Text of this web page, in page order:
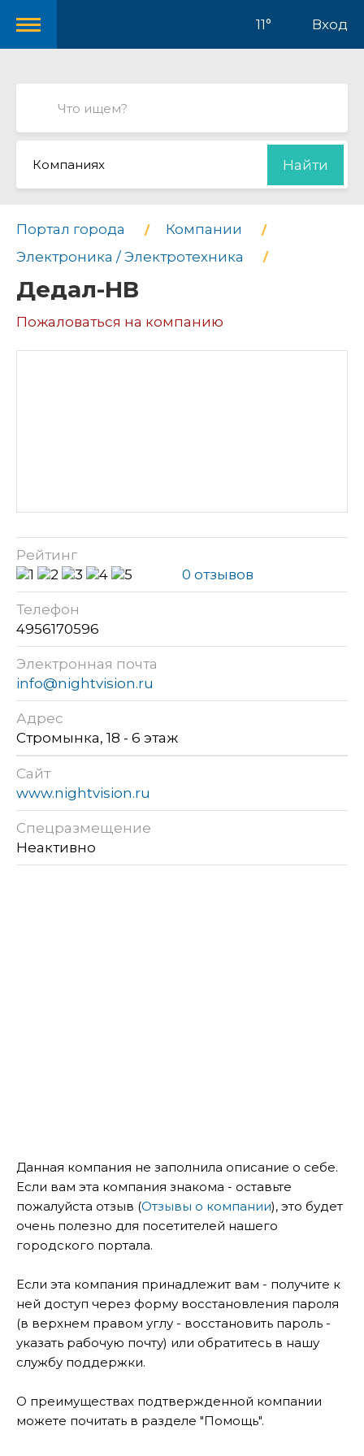
11° Вход
Компаниях Найти
Портал города
Компании
Электроника / Электротехника
Дедал-НВ
Пожаловаться на компанию
Рейтинг
0 отзывов
Телефон
4956170596
Электронная почта
info@nightvision.ru
Адрес
Стромынка, 18 - 6 этаж
Сайт
www.nightvision.ru
Спецразмещение
Неактивно
Данная компания не заполнила описание о себе.
Если вам эта компания знакома - оставьте
пожалуйста отзыв (Отзывы о компании), это будет
очень полезно для посетителей нашего
городского портала.
Если эта компания принадлежит вам - получите к
ней доступ через форму восстановления пароля
(в верхнем правом углу - восстановить пароль -
указать рабочую почту) или обратитесь в нашу
службу поддержки.
О преимуществах подтвержденной компании
можете почитать в разделе "Помощь".